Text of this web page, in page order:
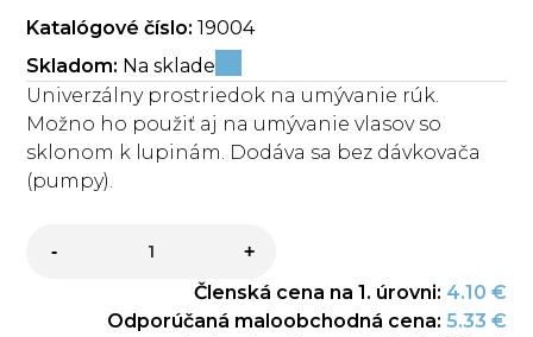
Katalógové číslo: 19004
Skladom: Na sklade
Univerzálny prostriedok na umývanie rúk.
Možno ho použiť aj na umývanie vlasov so
sklonom k lupinám. Dodáva sa bez dávkovača
(pumpy).
- +
Členská cena na 1. úrovni: 4.10 €
Odporúčaná maloobchodná cena: 5.33 €